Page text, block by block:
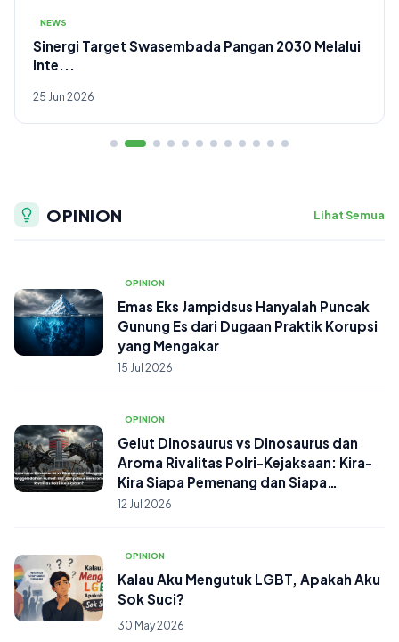
NEWS
FH UNNES Officially Launches ICCONSIST 2026:
Drivi...
24 Jun 2026
OPINION Lihat Semua
OPINION
Emas Eks Jampidsus Hanyalah Puncak
Gunung Es dari Dugaan Praktik Korupsi
yang Mengakar
15 Jul 2026
OPINION
Gelut Dinosaurus vs Dinosaurus dan
Aroma Rivalitas Polri-Kejaksaan: Kira-
Kira Siapa Pemenang dan Siapa
Wasitnya?
12 Jul 2026
OPINION
Kalau Aku Mengutuk LGBT, Apakah Aku
Sok Suci?
30 May 2026